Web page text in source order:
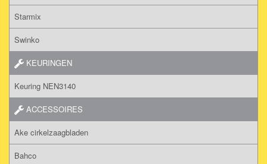
Starmix
Swinko
KEURINGEN
Keuring NEN3140
ACCESSOIRES
Ake cirkelzaagbladen
Bahco